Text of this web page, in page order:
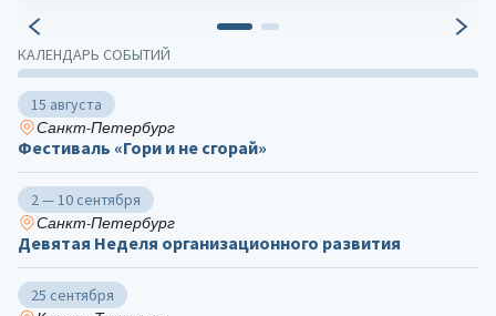
КАЛЕНДАРЬ СОБЫТИЙ
15 августа
Санкт-Петербург
Фестиваль «Гори и не сгорай»
2 — 10 сентября
Санкт-Петербург
Девятая Неделя организационного развития
25 сентября